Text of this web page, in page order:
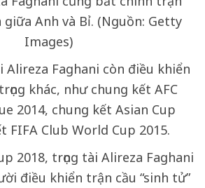
Anh và Bỉ. (Nguồn: Getty
Images)
Alireza Faghani còn điều khiển
khác, như chung kết AFC
2014, chung kết Asian Cup
FIFA Club World Cup 2015.
2018, trọng tài Alireza Faghani
điều khiển trận cầu “sinh tử”